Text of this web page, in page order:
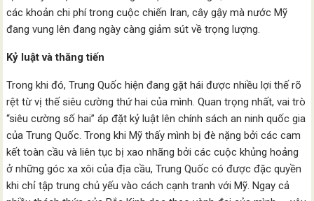
các khoản chi phí trong cuộc chiến Iran, cây gậy mà nước Mỹ
đang vung lên đang ngày càng giảm sút về trọng lượng.
Kỷ luật và thăng tiến
Trong khi đó, Trung Quốc hiện đang gặt hái được nhiều lợi thế rõ
rệt từ vị thế siêu cường thứ hai của mình. Quan trọng nhất, vai trò
“siêu cường số hai” áp đặt kỷ luật lên chính sách an ninh quốc gia
của Trung Quốc. Trong khi Mỹ thấy mình bị đè nặng bởi các cam
kết toàn cầu và liên tục bị xao nhãng bởi các cuộc khủng hoảng
ở những góc xa xôi của địa cầu, Trung Quốc có được đặc quyền
khi chỉ tập trung chủ yếu vào cách cạnh tranh với Mỹ. Ngay cả